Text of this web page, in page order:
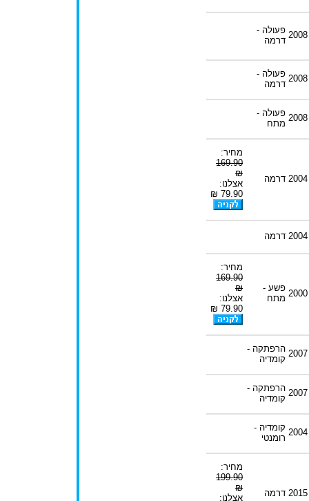
2008 פעולה -
דרמה
2008 פעולה -
דרמה
2008 פעולה -
מתח
2004 דרמה
מחיר:
169.90
₪
אצלנו:
79.90 ₪
2004 דרמה
2000
פשע -
מתח
מחיר:
169.90
₪
אצלנו:
79.90 ₪
2007 הרפתקה -
קומדיה
2007 הרפתקה -
קומדיה
2004 קומדיה -
רומנטי
2015 דרמה
מחיר:
199.90
₪
אצלנו: